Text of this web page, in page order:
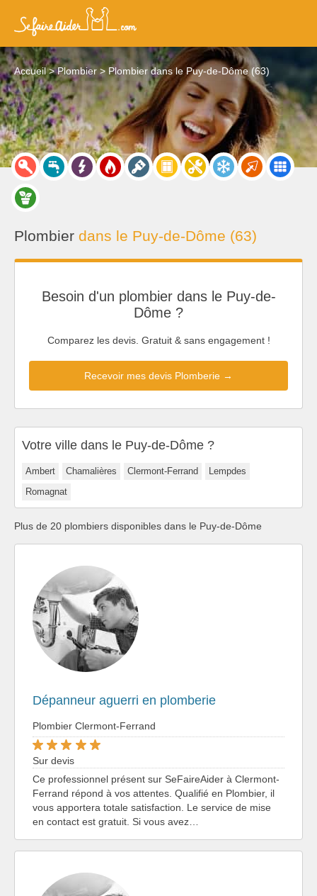
Accueil Plombier Plombier dans le Puy-de-Dôme (63)
Plombier dans le Puy-de-Dôme (63)
Besoin d'un plombier dans le Puy-de-
Dôme ?
Comparez les devis. Gratuit & sans engagement !
Recevoir mes devis Plomberie →
Votre ville dans le Puy-de-Dôme ?
Ambert Chamalières Clermont-Ferrand
Lempdes
Romagnat
Plus de 20 plombiers disponibles dans le Puy-de-Dôme
Dépanneur aguerri en plomberie
Plombier Clermont-Ferrand
Sur devis
Ce professionnel présent sur SeFaireAider à Clermont-
Ferrand répond à vos attentes. Qualifié en Plombier, il
vous apportera totale satisfaction. Le service de mise
en contact est gratuit. Si vous avez…